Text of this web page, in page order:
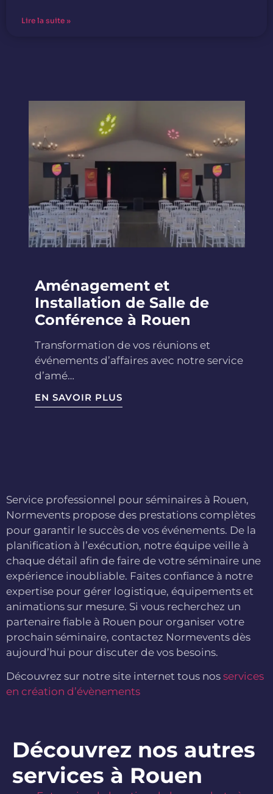
Lire la suite »
Aménagement et
Installation de Salle de
Conférence à Rouen
Transformation de vos réunions et
événements d’affaires avec notre service
d’amé…
EN SAVOIR PLUS
Service professionnel pour séminaires à Rouen,
Normevents propose des prestations complètes
pour garantir le succès de vos événements. De la
planification à l’exécution, notre équipe veille à
chaque détail afin de faire de votre séminaire une
expérience inoubliable. Faites confiance à notre
expertise pour gérer logistique, équipements et
animations sur mesure. Si vous recherchez un
partenaire fiable à Rouen pour organiser votre
prochain séminaire, contactez Normevents dès
aujourd’hui pour discuter de vos besoins.
Découvrez sur notre site internet tous nos services
en création d’évènements
Découvrez nos autres
services à Rouen